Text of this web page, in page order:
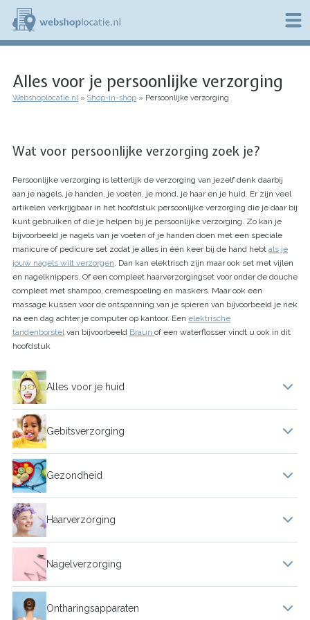
Overslaan
naar
de
b
s
h
o
a
e
.
n
l
Alles voor je persoonlijke verzorging
Kruimelpad
Webshoplocatie.nl Shop-in-shop Persoonlijke verzorging
Wat voor persoonlijke verzorging zoek je?
Persoonlijke verzorging is letterlijk de verzorging van jezelf denk daarbij
aan je nagels, je handen, je voeten, je mond, je haar en je huid. Er zijn veel
artikelen verkrijgbaar in het hoofdstuk persoonlijke verzorging die je daar bij
kunt gebruiken of die je helpen bij je persoonlijke verzorging. Zo kan je
bijvoorbeeld je nagels van je voeten of je handen doen met een speciale
manicure of pedicure set zodat je alles in één keer bij de hand hebt als je
jouw nagels wilt verzorgen . Dan kan elektrisch zijn maar ook set met vijlen
en nagelknippers. Of een compleet haarverzorgingset voor onder de douche
compleet met shampoo, cremespoeling en maskers. Maar ook een
massage kussen voor de ontspanning van je spieren van bijvoorbeeld je nek
na een dag achter je computer op kantoor. Een elektrische
tandenborstel van bijvoorbeeld Braun of een waterflosser vindt u ook in dit
hoofdstuk
Alles voor je huid
Bodymist
Insecten creme en spray
Zonnebrand
Zonnebrandolie
Etherische olie
Gebitsverzorging
tand verzorging en bescherming
Elektrische tandenborstel
Borstel voor elektrische tandenborstel
Gezondheid
Activitytracker
Hygiene materiaal
Zelfzorgmiddelen
Haarverzorging
Crèmespoeling
Föhn
Nagelverzorging
Manicureset
Ontharingsapparaten